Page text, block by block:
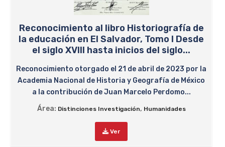
Reconocimiento al libro Historiografía de
la educación en El Salvador, Tomo I Desde
el siglo XVIII hasta inicios del siglo...
Reconocimiento otorgado el 21 de abril de 2023 por la
Academia Nacional de Historia y Geografía de México
a la contribución de Juan Marcelo Perdomo...
Área: Distinciones Investigación, Humanidades
Ver